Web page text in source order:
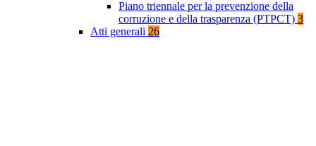
Piano triennale per la prevenzione della
corruzione e della trasparenza (PTPCT) 3
Atti generali 26